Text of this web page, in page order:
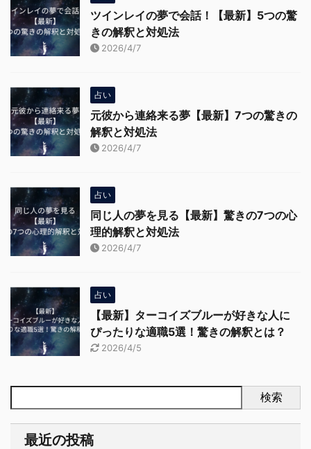
ツインレイの夢で会話！【最新】5つの驚
きの解釈と対処法
2026/4/7
占い
元彼から連絡来る夢【最新】7つの驚きの
解釈と対処法
2026/4/7
占い
同じ人の夢を見る【最新】驚きの7つの心
理的解釈と対処法
2026/4/7
占い
【最新】ターコイズブルーが好きな人に
ぴったりな適職5選！驚きの解釈とは？
2026/4/5
検索
最近の投稿